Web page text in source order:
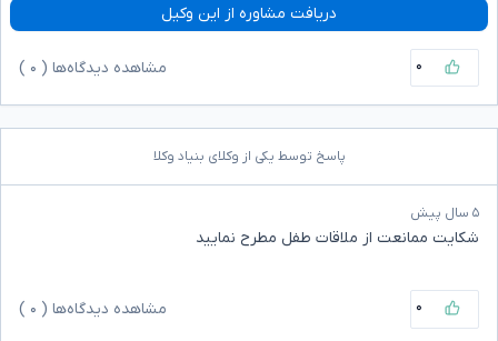
دریافت مشاوره از این وکیل
۰ مشاهده دیدگاه‌ها ( ۰
پاسخ توسط یکی از وکلای بنیاد وکلا
۵ سال پیش
شکایت ممانعت از ملاقات طفل مطرح نمایید
۰ مشاهده دیدگاه‌ها ( ۰